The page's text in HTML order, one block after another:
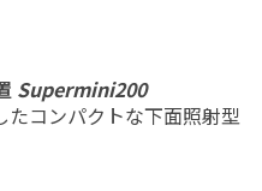
Supermini200
コンパクトな下面照射型